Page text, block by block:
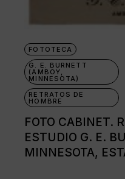
FOTOTECA
G. E. BURNETT
(AMBOY,
MINNESOTA)
RETRATOS DE
HOMBRE
FOTO CABINET.
ESTUDIO G. E.
MINNESOTA,